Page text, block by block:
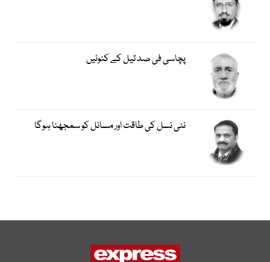
پچاسی فی صد تیل کے کنوئیں
نئی نسل کی طاقت اور مسائل کو سمجھنا ہوگا